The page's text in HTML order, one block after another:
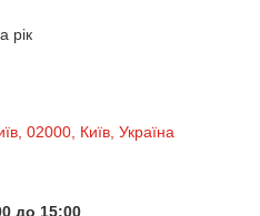
рік
02000, Київ, Україна
до 15:00